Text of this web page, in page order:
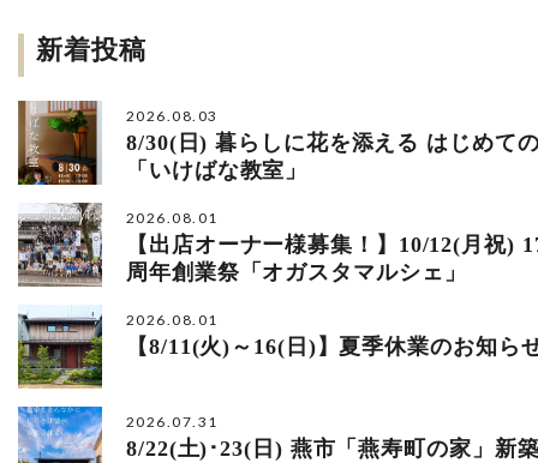
新着投稿
2026.08.03
8/30(日) 暮らしに花を添える はじめて
「いけばな教室」
2026.08.01
【出店オーナー様募集！】10/12(月祝)
周年創業祭「オガスタマルシェ」
2026.08.01
【8/11(火)～16(日)】夏季休業のお知ら
2026.07.31
8/22(土)･23(日) 燕市「燕寿町の家」新